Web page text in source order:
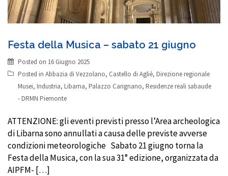
Festa della Musica – sabato 21 giugno
Posted on 16 Giugno 2025
Posted in Abbazia di Vezzolano, Castello di Agliè, Direzione regionale
Musei, Industria, Libarna, Palazzo Carignano, Residenze reali sabaude
- DRMN Piemonte
ATTENZIONE: gli eventi previsti presso l’Area archeologica
di Libarna sono annullati a causa delle previste avverse
condizioni meteorologiche Sabato 21 giugno torna la
Festa della Musica, con la sua 31° edizione, organizzata da
AIPFM- […]